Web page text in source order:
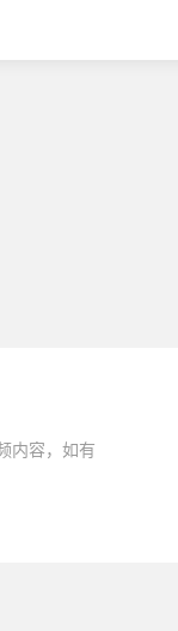
内容，如有